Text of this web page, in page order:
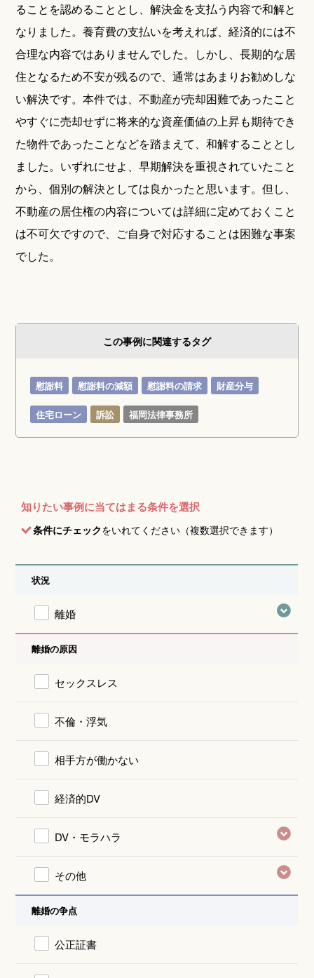
ることを認めることとし、解決金を支払う内容で和解と
なりました。養育費の支払いを考えれば、経済的には不
合理な内容ではありませんでした。しかし、長期的な居
住となるため不安が残るので、通常はあまりお勧めしな
い解決です。本件では、不動産が売却困難であったこと
やすぐに売却せずに将来的な資産価値の上昇も期待でき
た物件であったことなどを踏まえて、和解することとし
ました。いずれにせよ、早期解決を重視されていたこと
から、個別の解決としては良かったと思います。但し、
不動産の居住権の内容については詳細に定めておくこと
は不可欠ですので、ご自身で対応することは困難な事案
でした。
この事例に関連するタグ
慰謝料 慰謝料の減額 慰謝料の請求 財産分与
住宅ローン 訴訟 福岡法律事務所
知りたい事例に当てはまる条件を選択
条件にチェックをいれてください（複数選択できます）
状況
離婚
離婚の原因
セックスレス
不倫・浮気
相手方が働かない
経済的DV
DV・モラハラ
その他
離婚の争点
公正証書